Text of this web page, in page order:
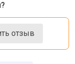
отзыв